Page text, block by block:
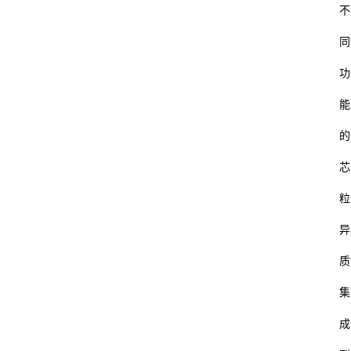
不
同
功
能
的
芯
粒
异
质
集
成